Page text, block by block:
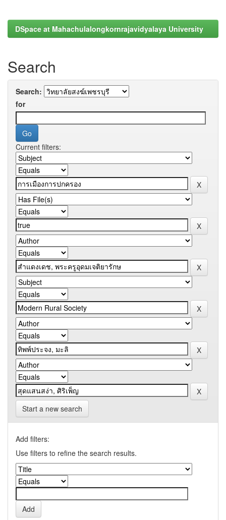
DSpace at Mahachulalongkornrajavidyalaya University
Search
Search:
for
Current filters:
Start a new search
Add filters:
Use filters to refine the search results.